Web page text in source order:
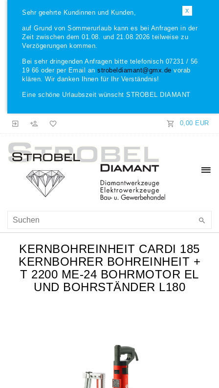
X
Sehr geehrte Kundinnen und Kunden,
auf Grund von Sommerurlaub kann es bei Anfragen in der
Zeit zwischen dem 01.08. und 21.08.2026 teilweise zu
Verzögerungen kommen.
Bei sehr dringenden Anfragen bitte telefonisch 07231 / 56
19 66 oder per Email an strobeldiamant@gmx.de vorab
klären. Wir danken Ihnen für Ihr Verständnis!
Eine schöne Urlaubszeit wünscht STROBEL DIAMANT
0,00 EUR
KERNBOHREINHEIT CARDI 185
KERNBOHRER BOHREINHEIT +
T 2200 ME-24 BOHRMOTOR EL
UND BOHRSTÄNDER L180